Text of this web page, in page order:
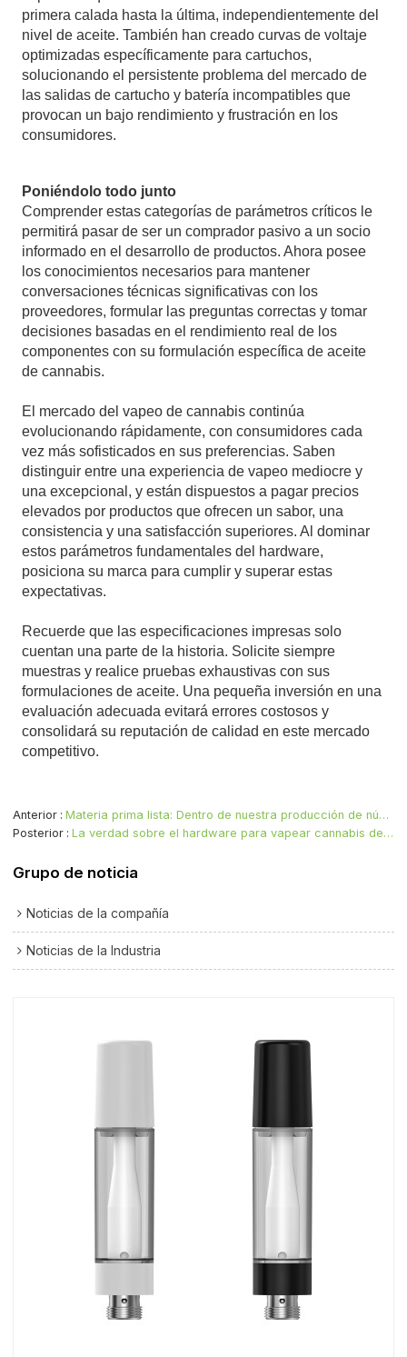
primera calada hasta la última, independientemente del
nivel de aceite. También han creado curvas de voltaje
optimizadas específicamente para cartuchos,
solucionando el persistente problema del mercado de
las salidas de cartucho y batería incompatibles que
provocan un bajo rendimiento y frustración en los
consumidores.
Poniéndolo todo junto
Comprender estas categorías de parámetros críticos le
permitirá pasar de ser un comprador pasivo a un socio
informado en el desarrollo de productos. Ahora posee
los conocimientos necesarios para mantener
conversaciones técnicas significativas con los
proveedores, formular las preguntas correctas y tomar
decisiones basadas en el rendimiento real de los
componentes con su formulación específica de aceite
de cannabis.
El mercado del vapeo de cannabis continúa
evolucionando rápidamente, con consumidores cada
vez más sofisticados en sus preferencias. Saben
distinguir entre una experiencia de vapeo mediocre y
una excepcional, y están dispuestos a pagar precios
elevados por productos que ofrecen un sabor, una
consistencia y una satisfacción superiores. Al dominar
estos parámetros fundamentales del hardware,
posiciona su marca para cumplir y superar estas
expectativas.
Recuerde que las especificaciones impresas solo
cuentan una parte de la historia. Solicite siempre
muestras y realice pruebas exhaustivas con sus
formulaciones de aceite. Una pequeña inversión en una
evaluación adecuada evitará errores costosos y
consolidará su reputación de calidad en este mercado
competitivo.
Anterior
Materia prima lista: Dentro de nuestra producción de núcleos cerámicos para vaporizadores de cannabis
Posterior
La verdad sobre el hardware para vapear cannabis de la que nadie habla
Grupo de noticia
Noticias de la compañía
Noticias de la Industria